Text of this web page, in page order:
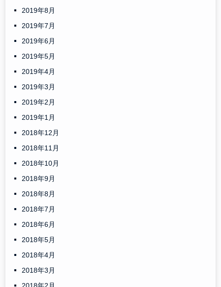
2019年8月
2019年7月
2019年6月
2019年5月
2019年4月
2019年3月
2019年2月
2019年1月
2018年12月
2018年11月
2018年10月
2018年9月
2018年8月
2018年7月
2018年6月
2018年5月
2018年4月
2018年3月